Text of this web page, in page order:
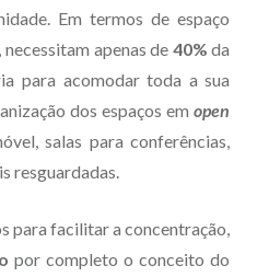
Em termos de espaço
, necessitam apenas de 40% da
para acomodar toda a sua
dos espaços emopen
salas para conferências,
resguardadas.
para facilitar a concentração,
por completo o conceito do